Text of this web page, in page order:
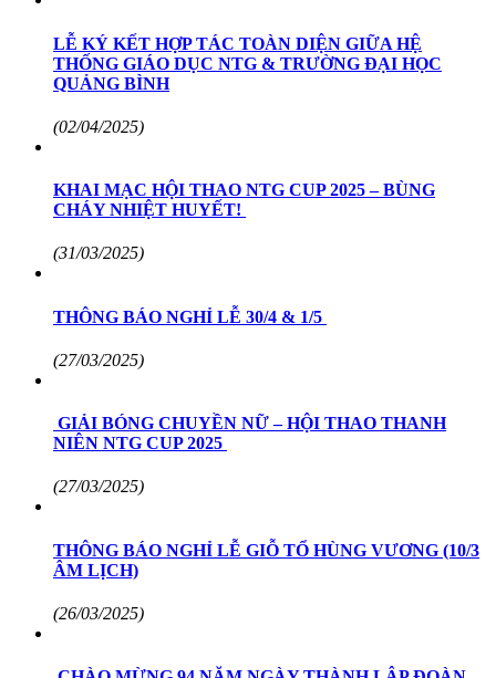
LỄ KÝ KẾT HỢP TÁC TOÀN DIỆN GIỮA HỆ
THỐNG GIÁO DỤC NTG & TRƯỜNG ĐẠI HỌC
QUẢNG BÌNH
(02/04/2025)
KHAI MẠC HỘI THAO NTG CUP 2025 – BÙNG
CHÁY NHIỆT HUYẾT!
(31/03/2025)
THÔNG BÁO NGHỈ LỄ 30/4 & 1/5
(27/03/2025)
GIẢI BÓNG CHUYỀN NỮ – HỘI THAO THANH
NIÊN NTG CUP 2025
(27/03/2025)
THÔNG BÁO NGHỈ LỄ GIỖ TỔ HÙNG VƯƠNG (10/3
ÂM LỊCH)
(26/03/2025)